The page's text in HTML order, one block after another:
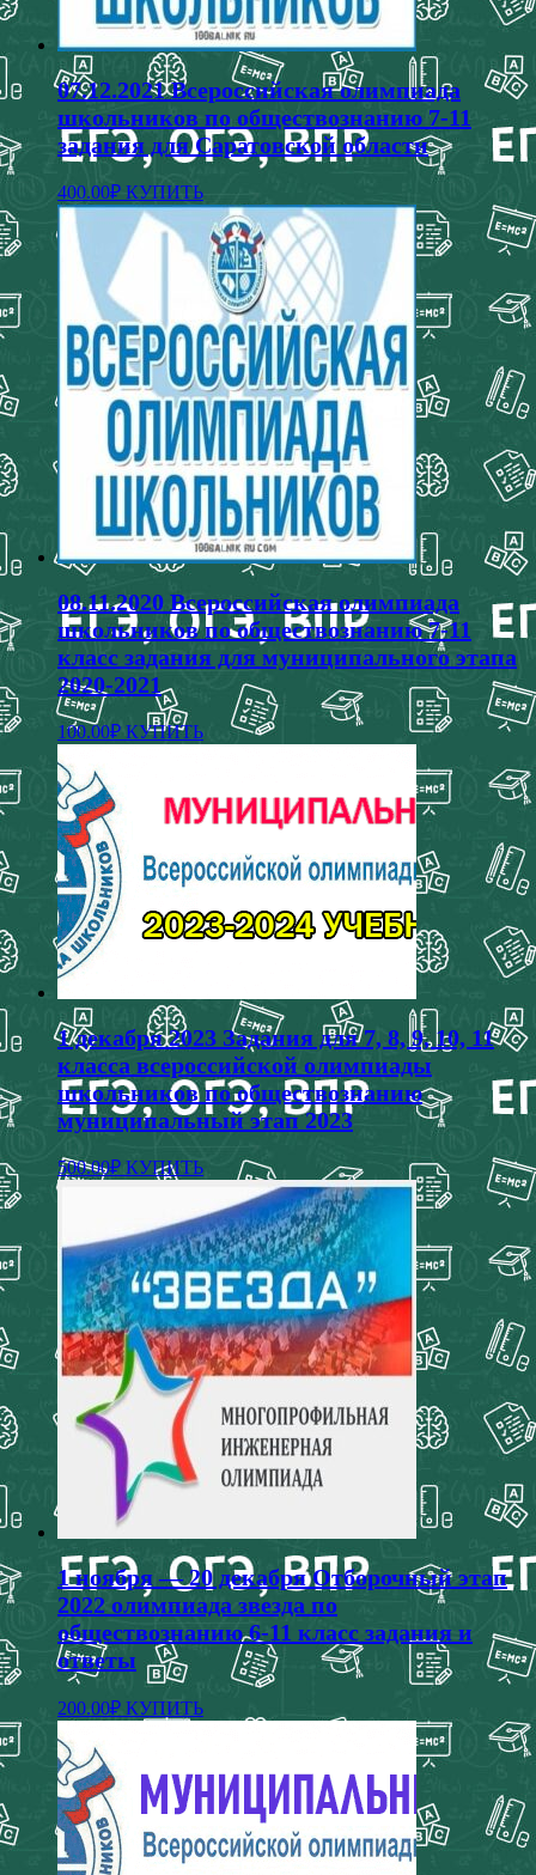
07.12.2021 Всероссийская олимпиада
школьников по обществознанию 7-11
задания для Саратовской области
400.00₽ КУПИТЬ
08.11.2020 Всероссийская олимпиада
школьников по обществознанию 7-11
класс задания для муниципального этапа
2020-2021
100.00₽ КУПИТЬ Этот
товар
вариаций.
можно
выбрать
странице
товара.
1 декабря 2023 Задания для 7, 8, 9, 10, 11
класса всероссийской олимпиады
школьников по обществознанию
муниципальный этап 2023
500.00₽ КУПИТЬЭтот
товар
имеет
несколько
вариаций.
Опции
можно
выбрать
на
странице
товара.
1 ноября — 20 декабря Отборочный этап
2022 олимпиада звезда по
обществознанию 6-11 класс задания и
ответы
200.00₽ КУПИТЬ